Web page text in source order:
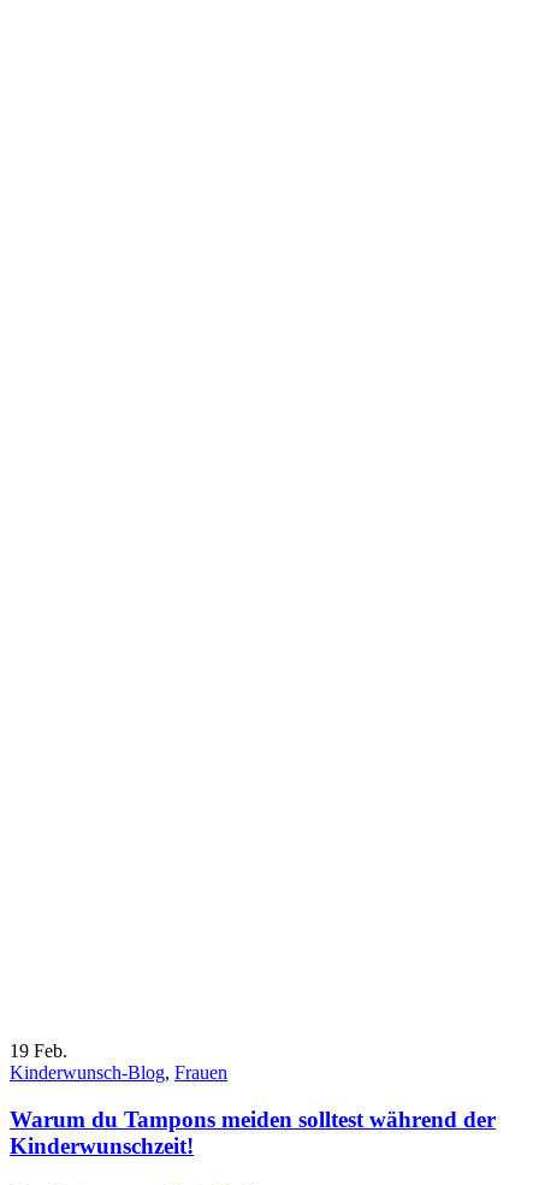
19 Feb.
Kinderwunsch-Blog, Frauen
Warum du Tampons meiden solltest während der
Kinderwunschzeit!